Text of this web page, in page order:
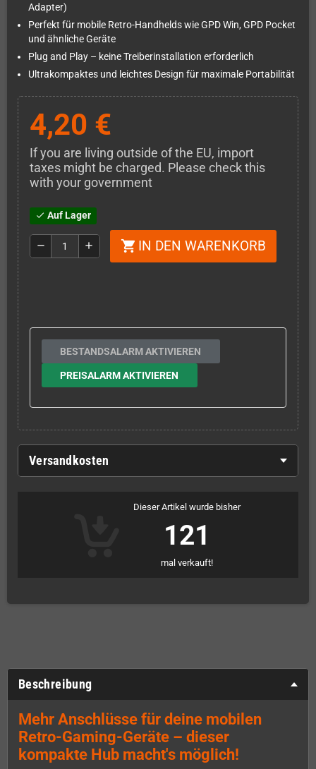
Adapter)
Perfekt für mobile Retro-Handhelds wie GPD Win, GPD Pocket
und ähnliche Geräte
Plug and Play – keine Treiberinstallation erforderlich
Ultrakompaktes und leichtes Design für maximale Portabilität
4,20 €
If you are living outside of the EU, import
taxes might be charged. Please check this
with your government
check Auf Lager
remove add shopping_cart IN DEN WARENKORB
BESTANDSALARM AKTIVIEREN
PREISALARM AKTIVIEREN
Versandkosten
Dieser Artikel wurde bisher
121
mal verkauft!
Beschreibung
Mehr Anschlüsse für deine mobilen
Retro-Gaming-Geräte – dieser
kompakte Hub macht's möglich!